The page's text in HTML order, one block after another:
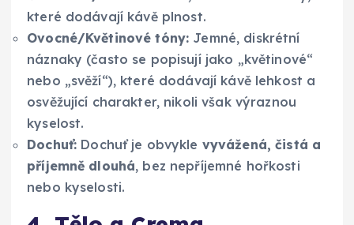
které dodávají kávě plnost.
Ovocné/Květinové tóny: Jemné, diskrétní
náznaky (často se popisují jako „květinové“
nebo „svěží“), které dodávají kávě lehkost a
osvěžující charakter, nikoli však výraznou
kyselost.
Dochuť: Dochuť je obvykle vyvážená, čistá a
příjemně dlouhá, bez nepříjemné hořkosti
nebo kyselosti.